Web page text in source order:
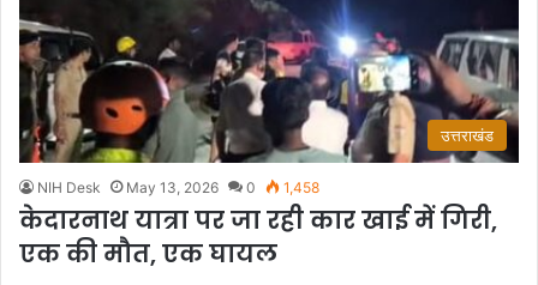
उत्तराखंड
NIH Desk May 13, 2026 0 1,458
केदारनाथ यात्रा पर जा रही कार खाई में गिरी,
एक की मौत, एक घायल